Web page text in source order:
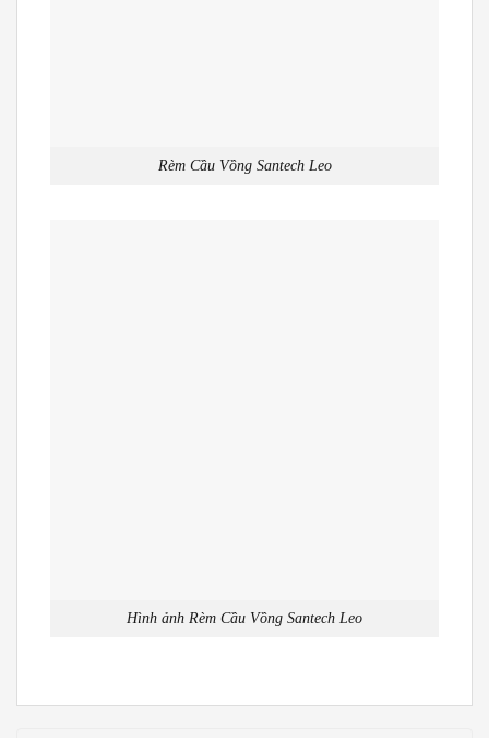
Rèm Cầu Vồng Santech Leo
Hình ảnh Rèm Cầu Vồng Santech Leo